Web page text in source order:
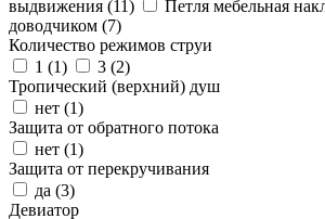
выдвижения (11)
Петля мебельная
доводчиком (7)
Количество режимов струи
1 (1) 3 (2)
Тропический (верхний) душ
нет (1)
Защита от обратного потока
нет (1)
Защита от перекручивания
да (3)
Девиатор